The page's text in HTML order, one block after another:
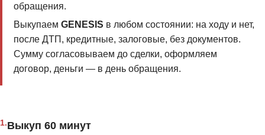
обращения.
Выкупаем GENESIS в любом состоянии: на ходу и нет,
после ДТП, кредитные, залоговые, без документов.
Сумму согласовываем до сделки, оформляем
договор, деньги — в день обращения.
1.Выкуп 60 минут